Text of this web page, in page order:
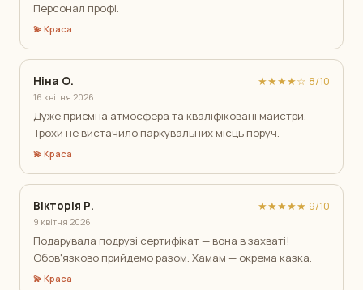
Персонал профі.
💫 Краса
Ніна О.
16 квітня 2026
★★★★☆ 8/10
Дуже приємна атмосфера та кваліфіковані майстри.
Трохи не вистачило паркувальних місць поруч.
💫 Краса
Вікторія Р.
9 квітня 2026
★★★★★ 9/10
Подарувала подрузі сертифікат — вона в захваті!
Обов'язково прийдемо разом. Хамам — окрема казка.
💫 Краса